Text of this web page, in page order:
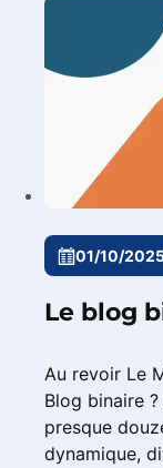
01/10/
Le blog
Au revoir Le
Blog binaire
presque
dynamique,